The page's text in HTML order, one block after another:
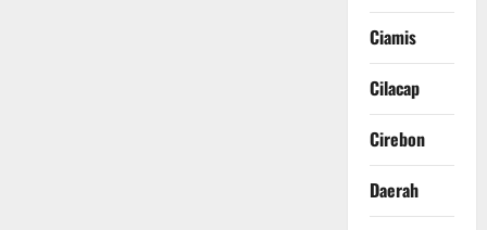
Ciamis
Cilacap
Cirebon
Daerah